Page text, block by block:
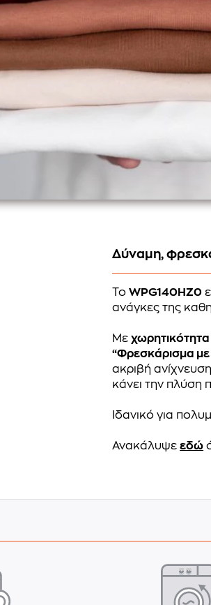
Δύναμη,
ΤοWPG140HZ0
ανάγκες της
Με
“Φρεσκάρισμα με
ακριβή
κάνει την πλύση
Ιδανικό για
Ανακάλυψεεδώ